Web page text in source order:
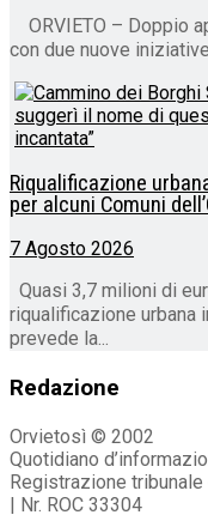
ORVIETO – Doppio
con due nuove
Riqualificazione
per alcuni Comuni
7 Agosto 2026
Quasi 3,7 milioni di
riqualificazione urbana
prevede la...
Redazione
Orvietosì © 2002
Quotidiano
Registrazione
| Nr. ROC 33304